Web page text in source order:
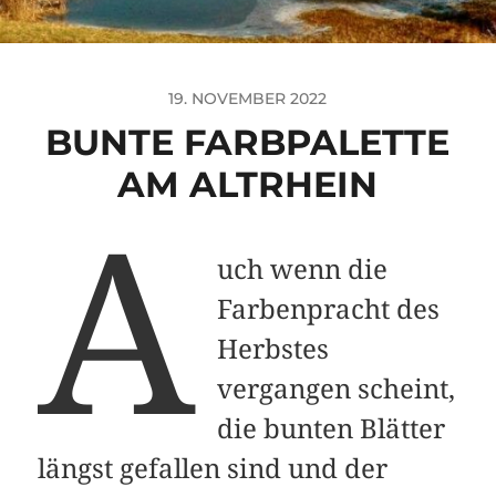
19. NOVEMBER 2022
BUNTE FARBPALETTE
AM ALTRHEIN
A
uch wenn die
Farbenpracht des
Herbstes
vergangen scheint,
die bunten Blätter
längst gefallen sind und der